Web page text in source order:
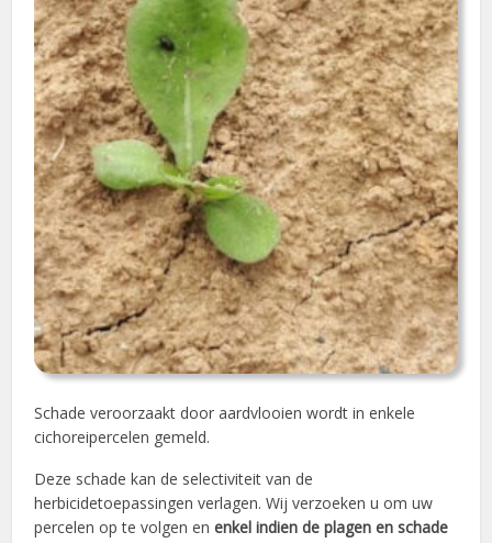
Schade veroorzaakt door aardvlooien wordt in enkele
cichoreipercelen gemeld.
Deze schade kan de selectiviteit van de
herbicidetoepassingen verlagen. Wij verzoeken u om uw
percelen op te volgen enenkel indien de plagen en schade